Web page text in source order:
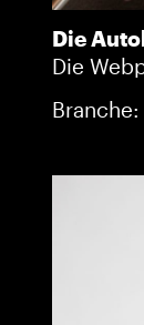
Die
Die